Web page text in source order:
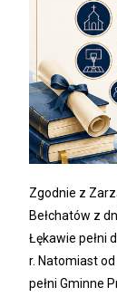
Zgodnie z
Bełchatów z
Łękawie pełni
r. Natomiast
pełni Gminne